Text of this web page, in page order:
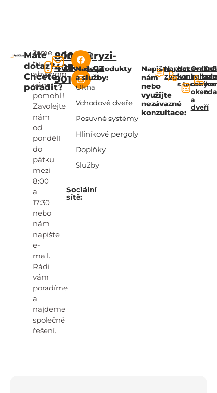
Máte
dotaz?
Chcete
poradit?
Jsme
tu,
abychom
vám
pomohli!
Zavolejte
nám
od
pondělí
do
pátku
mezi
8:00
a
17:30
nebo
nám
napište
e-
mail.
Rádi
vám
poradíme
a
najdeme
společné
řešení.
800
401
901
info@ryzi-
okna.cz
Sociální
sítě:
Naše produkty
a služby:
Okna
Vchodové dveře
Posuvné systémy
Hliníkové pergoly
Doplňky
Služby
Napište
nám
nebo
využijte
nezávazné
konzultace:
Napsat
zprávu
Nezávazná
konzultace
s
Online
ceny
oken
a
dveří